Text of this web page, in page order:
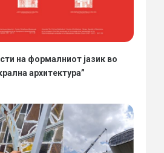
на формалниот јазик во
архитектура”